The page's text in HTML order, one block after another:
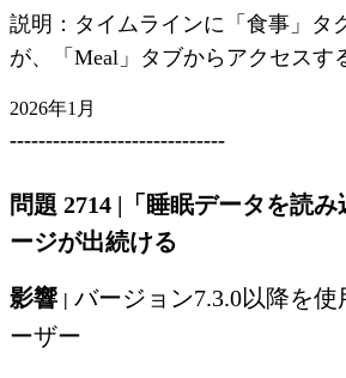
説明：タイムラインに「食事」タ
が、「Meal」タブからアクセスす
2026年1月
------------------------------
問題 2714 | 「睡眠データを読
ージが出続ける
影響 | バージョン7.3.0以降を
ーザー